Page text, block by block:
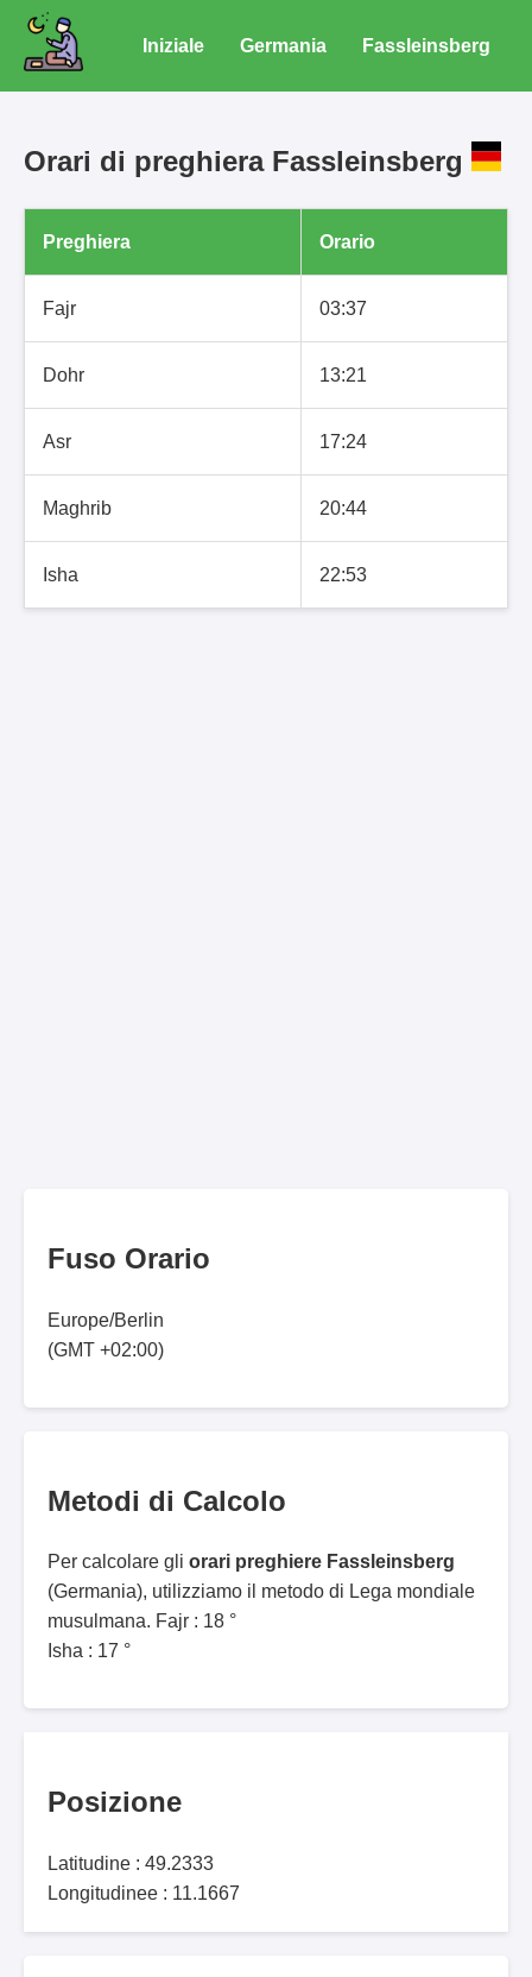
Iniziale Germania Fassleinsberg
Orari di preghiera Fassleinsberg
Preghiera Orario
Fajr 03:37
Dohr 13:21
Asr 17:24
Maghrib 20:44
Isha 22:53
Fuso Orario
Europe/Berlin
(GMT +02:00)
Metodi di Calcolo
Per calcolare gli orari preghiere Fassleinsberg
(Germania), utilizziamo il metodo di Lega mondiale
musulmana. Fajr : 18 °
Isha : 17 °
Posizione
Latitudine : 49.2333
Longitudinee : 11.1667